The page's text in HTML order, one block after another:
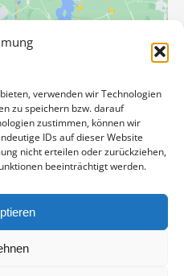
verwenden wir Technologien
zu speichern bzw. darauf
zustimmen, können wir
IDs auf dieser Website
nicht erteilen oder zurückziehen,
beeinträchtigt werden.
Karte anzeigen
fotografische Reise durch Europa